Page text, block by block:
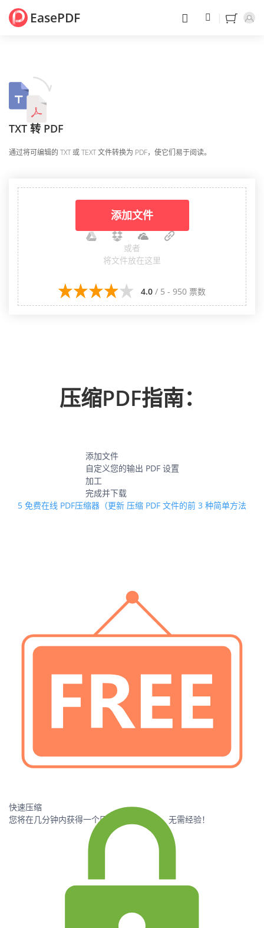
EasePDF
TXT 转 PDF
通过将可编辑的 TXT 或 TEXT 文件转换为 PDF，使它们易于阅读。
添加文件
或者
将文件放在这里
4.0 / 5 - 950 票数
压缩PDF指南：
添加文件
自定义您的输出 PDF 设置
加工
完成并下载
5 免费在线 PDF压缩器（更新 压缩 PDF 文件的前 3 种简单方法
快速压缩
您将在几分钟内获得一个压缩的 PDF 文件。无需经验！